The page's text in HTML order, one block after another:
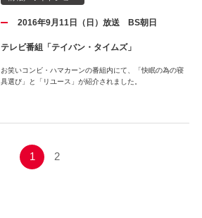
2016年9月11日（日）放送 BS朝日
テレビ番組「テイバン・タイムズ」
お笑いコンビ・ハマカーンの番組内にて、「快眠の為の寝
具選び」と「リユース」が紹介されました。
1 2